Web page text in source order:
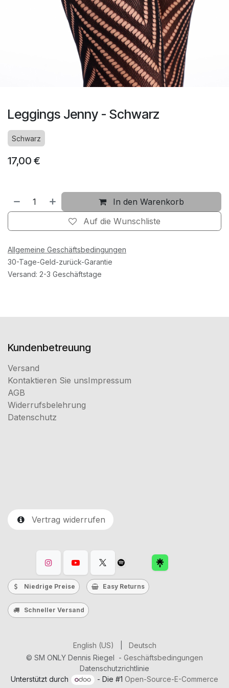
Leggings Jenny - Schwarz
Schwarz
17,00 €
In den Warenkorb
Auf die Wunschliste
Allgemeine Geschäftsbedingungen
30-Tage-Geld-zurück-Garantie
Versand: 2-3 Geschäftstage
Kundenbetreuung
Versand
Kontaktieren Sie unsImpressum
AGB
Widerrufsbelehrung
Datenschutz
Vertrag widerrufen
Niedrige Preise Easy Returns
Schneller Versand
© SM ONLY Dennis Riegel - Geschäftsbedingungen
Datenschutzrichtlinie
English (US) Deutsch
Unterstützt durch - Die #1Open-Source-E-Commerce